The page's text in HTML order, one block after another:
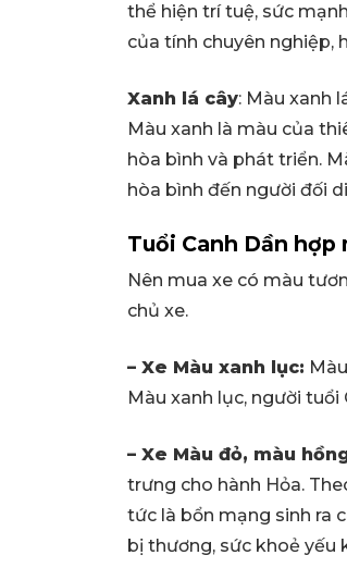
thể hiện trí tuệ, sức
của tính chuyên nghiệp,
Xanh lá cây: Màu xanh
Màu xanh là màu của
hòa bình và phát triển.
hòa bình đến người đối
Tuổi Canh Dần hợp
Nên mua xe có màu
chủ xe.
– Xe Màu xanh lục:
Màu xanh lục, người
– Xe Màu đỏ, màu
trưng cho hành Hỏa.
tức là bổn mạng sinh ra
bị thương, sức khoẻ yếu